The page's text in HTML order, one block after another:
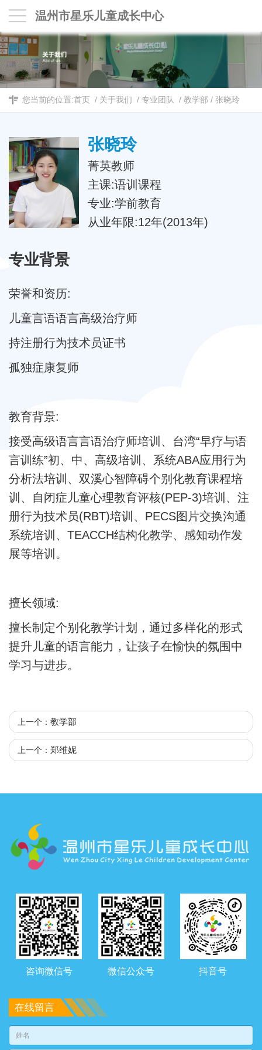
温州市星乐儿童成长中心
您当前的位置:首页 / 关于我们 / 专业团队 / 教学部 / 张晓玲
张晓玲
菁英教师
主课:语训课程
专业:学前教育
从业年限:12年(2013年)
专业背景
荣誉和资历:
儿童言语语言高级治疗师
持注册行为技术员证书
孤独症康复师
教育背景:
接受高级语言言语治疗师培训、台湾“早疗与语
言训练”初、中、高级培训、系统ABA应用行为
分析法培训、双溪心智障碍个别化教育课程培
训、自闭症儿童心理教育评核(PEP-3)培训、注
册行为技术员(RBT)培训、PECS图片交换沟通
系统培训、TEACCH结构化教学、感知动作发
展等培训。
擅长领域:
擅长制定个别化教学计划，通过多样化的形式
提升儿童的语言能力，让孩子在愉快的氛围中
学习与进步。
上一个： 教学部
上一个： 郑维妮
咨询微信号 微信公众号 抖音号
在线留言